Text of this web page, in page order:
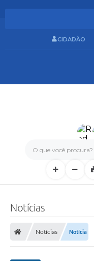
O que você
CIDADÃO
Notícias
Notícias Notícia